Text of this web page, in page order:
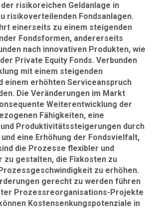
risikoreichen Geldanlage in
risikoverteilenden Fondsanlagen.
einerseits zu einem steigenden
Fondsformen, andererseits
nach innovativen Produkten, wie
Private Equity Fonds. Verbunden
mit einem steigenden
einem erhöhten Serviceanspruch
Die Veränderungen im Markt
Weiterentwicklung der
Fähigkeiten, eine
Produktivitätssteigerungen durch
eine Erhöhung der Fondsvielfalt,
die Prozesse flexibler und
zu gestalten, die Fixkosten zu
zu erhöhen.
gerecht zu werden führen
Prozessreorganisations-Projekte
Kosten­senkungs­potenziale in